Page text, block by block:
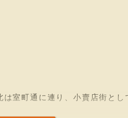
室町通に連り、小賣店街と